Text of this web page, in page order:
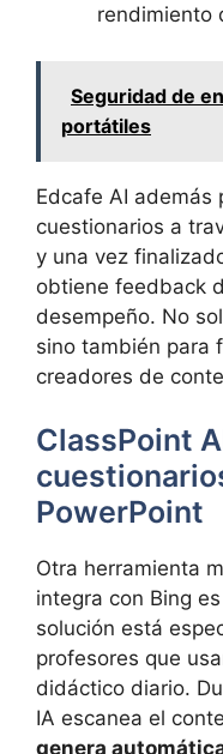
rendimiento
Seguridad de
portátiles
Edcafe AI además
cuestionarios a
y una vez
obtiene feedback
desempeño. No
sino también para
creadores de
ClassPoint
PowerPoint
Otra herramienta
integra con Bing es
solución está
profesores que
didáctico diario.
IA escanea el
genera